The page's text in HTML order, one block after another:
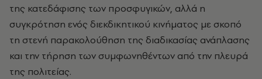
της κατεδάφισης των προσφυγικών, αλλά η
συγκρότηση ενός διεκδικητικού κινήματος με σκοπό
τη στενή παρακολούθηση της διαδικασίας ανάπλασης
και την τήρηση των συμφωνηθέντων από την πλευρά
της πολιτείας.